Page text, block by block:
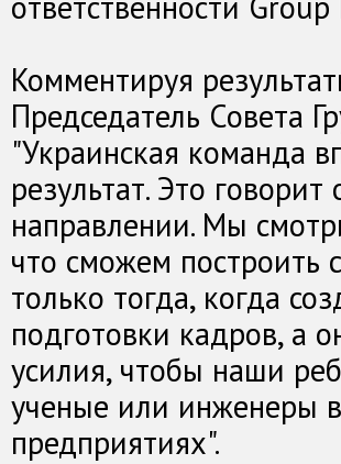
Комментируя
Председатель Совета
"Украинская команда
результат. Это
направлении. Мы
что сможем
только тогда, когда
подготовки кадров, а
усилия, чтобы наши
ученые или инженеры
предприятиях".